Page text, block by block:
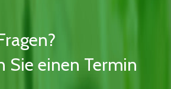
Sie einen Termin